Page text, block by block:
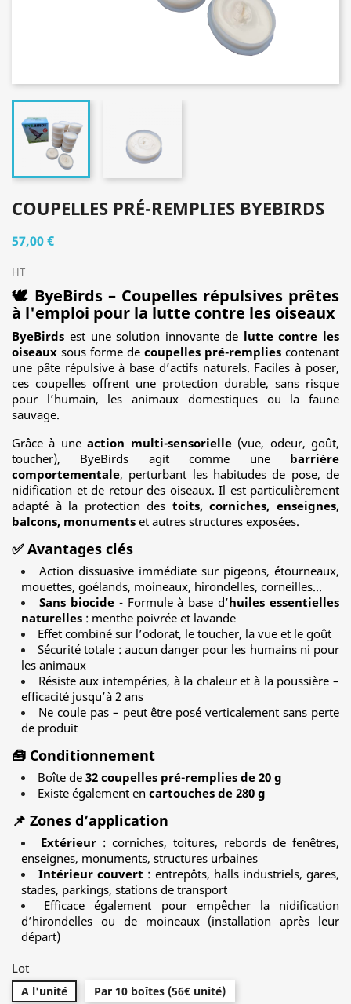
COUPELLES PRÉ-REMPLIES BYEBIRDS
57,00 €
HT
🕊️ ByeBirds – Coupelles répulsives prêtes
à l'emploi pour la lutte contre les oiseaux
ByeBirds est une solution innovante de lutte contre les
oiseaux sous forme de coupelles pré-remplies contenant
une pâte répulsive à base d’actifs naturels. Faciles à poser,
ces coupelles offrent une protection durable, sans risque
pour l’humain, les animaux domestiques ou la faune
sauvage.
Grâce à uneaction multi-sensorielle(vue, odeur, goût,
toucher), ByeBirds agit comme une barrière
comportementale, perturbant les habitudes de pose, de
nidification et de retour des oiseaux. Il est particulièrement
adapté à la protection des toits, corniches, enseignes,
balcons, monuments et autres structures exposées.
✅Avantages clés
Action dissuasive immédiate sur pigeons, étourneaux,
mouettes, goélands, moineaux, hirondelles, corneilles…
Sans biocide- Formule à base d’huiles essentielles
naturelles : menthe poivrée et lavande
Effet combiné sur l’odorat, le toucher, la vue et le goût
Sécurité totale : aucun danger pour les humains ni pour
les animaux
Résiste aux intempéries, à la chaleur et à la poussière –
efficacité jusqu’à 2 ans
Ne coule pas – peut être posé verticalement sans perte
de produit
🧰 Conditionnement
Boîte de 32 coupelles pré-remplies de 20 g
Existe également en cartouches de 280 g
📌 Zones d’application
Extérieur : corniches, toitures, rebords de fenêtres,
enseignes, monuments, structures urbaines
Intérieur couvert : entrepôts, halls industriels, gares,
stades, parkings, stations de transport
Efficace également pour empêcher la nidification
d’hirondelles ou de moineaux (installation après leur
départ)
Lot
A l'unité
Par 10 boîtes (56€ unité)